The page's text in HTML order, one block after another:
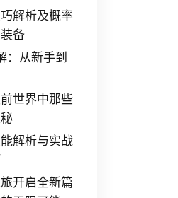
解析及概率
备
：从新手到
世界中那些
解析与实战
开启全新篇